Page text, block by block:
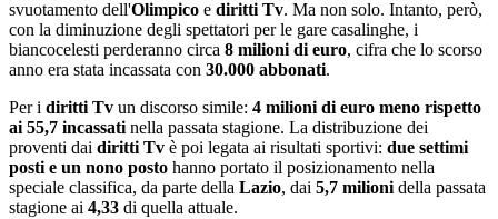
svuotamento dell'Olimpico e diritti Tv. Ma non solo. Intanto, però,
con la diminuzione degli spettatori per le gare casalinghe, i
biancocelesti perderanno circa 8 milioni di euro, cifra che lo scorso
anno era stata incassata con 30.000 abbonati.
Per i diritti Tv un discorso simile: 4 milioni di euro meno rispetto
ai 55,7 incassati nella passata stagione. La distribuzione dei
proventi dai diritti Tv è poi legata ai risultati sportivi: due settimi
posti e un nono posto hanno portato il posizionamento nella
speciale classifica, da parte della Lazio, dai 5,7 milioni della passata
stagione ai 4,33 di quella attuale.